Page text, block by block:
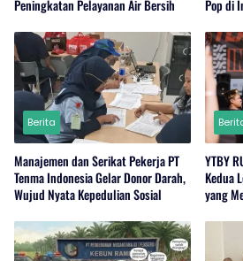
Peningkatan Pelayanan Air Bersih
Pop di
Berita
Manajemen dan Serikat Pekerja PT
Tenma Indonesia Gelar Donor Darah,
Wujud Nyata Kepedulian Sosial
YTBY
Kedua
yang